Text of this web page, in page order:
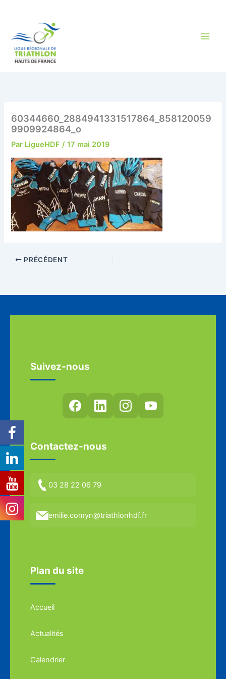
60344660_2884941331517864_858120059
9909924864_o
Par LigueHDF/17 mai 2019
PRÉCÉDENT
Suivez-nous
Contactez-nous
03 28 22 06 79
emilie.comyn@triathlonhdf.fr
Plan du site
Accueil
Actualités
Calendrier